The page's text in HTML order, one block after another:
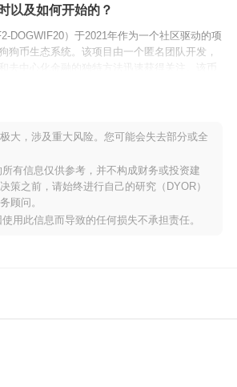
以及如何开始的？
DOGWIF20）于2021年作为一个社区驱动的项
狗币生态系统。该项目由一个匿名团队开发，
去中心化金融的独特方法迅速获得关注。该币
有什么计划？
DOGWIF20）在其路线图上正准备进行重大进
包括增强的可扩展性解决方案和旨在增加用户
驱动倡议。开发团队专注于扩展生态系统，计
行战略合作和整合。这些努力旨在增强该币的
密领域成为更具多样性的资产。社区目标还强
础，确保DOGWIF2.0在不断发展的市场中保持
大，涉及重大风险。您可能会失去部分或全
有信息仅供参考，并不构成财务或投资建
策之前，请始终进行自己的研究（DYOR）
顾问。
用此信息而导致的任何损失不承担责任。